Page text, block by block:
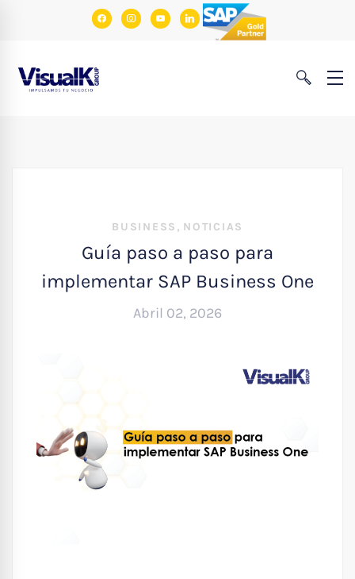
facebookinstagram
youtubelinkedin
BUSINESS , NOTICIAS
Guía paso a paso para
implementar SAP Business One
Abril 02, 2026